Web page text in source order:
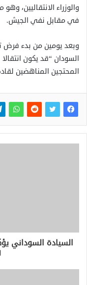
والوزراء الانتقاليين،
في مقابل نفي الجيش.
وبعد يومين من بدء فرض
السودان “قد يكون
المحتجين المناهضين
السيادة السوداني